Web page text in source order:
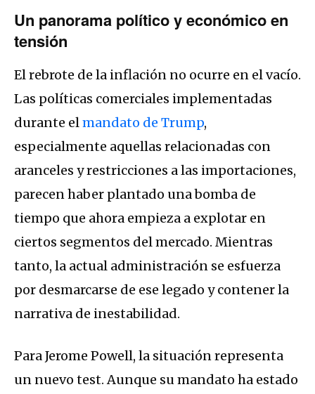
Un panorama político y económico en
tensión
El rebrote de la inflación no ocurre en el vacío.
Las políticas comerciales implementadas
durante elmandato de Trump,
especialmente aquellas relacionadas con
aranceles y restricciones a las importaciones,
parecen haber plantado una bomba de
tiempo que ahora empieza a explotar en
ciertos segmentos del mercado. Mientras
tanto, la actual administración se esfuerza
por desmarcarse de ese legado y contener la
narrativa de inestabilidad.
Para Jerome Powell, la situación representa
un nuevo test. Aunque su mandato ha estado